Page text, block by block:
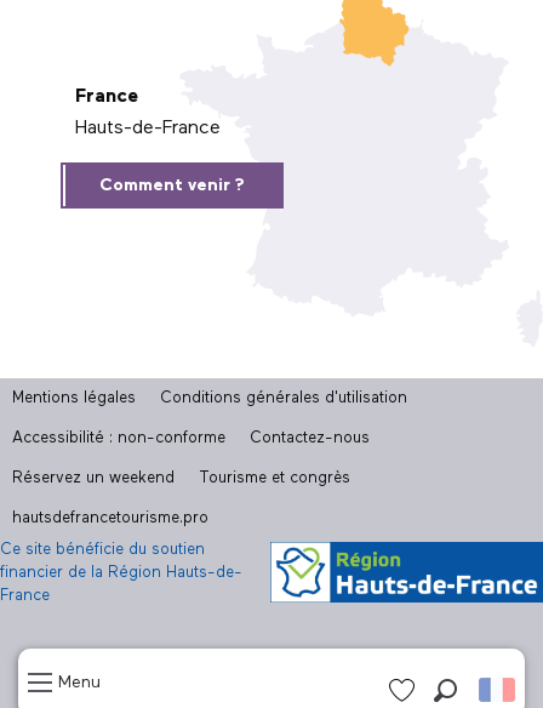
Menu
France
Hauts-de-France
Comment venir ?
Mentions légales Conditions générales d'utilisation
Accessibilité : non-conforme Contactez-nous
Réservez un weekend Tourisme et congrès
hautsdefrancetourisme.pro
Ce site bénéficie du soutien
financier de la Région Hauts-de-
France